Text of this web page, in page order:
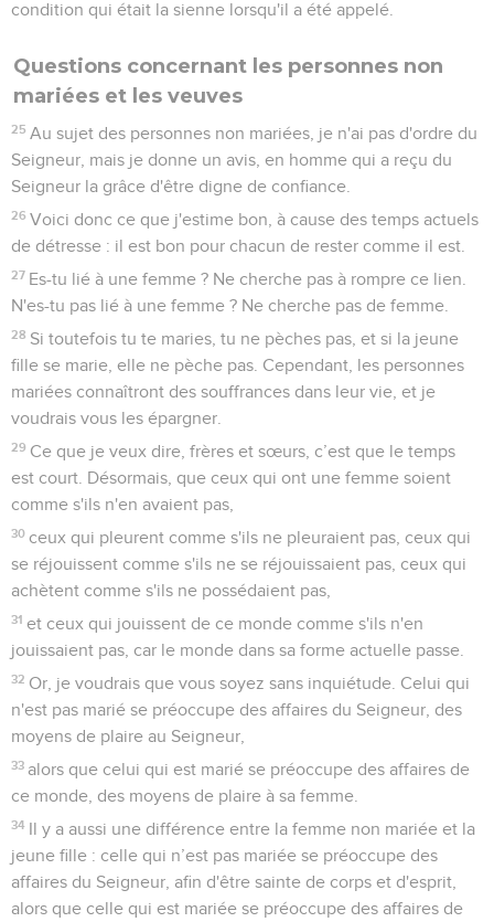
condition qui était la sienne lorsqu'il a été appelé.
Questions concernant les personnes non
mariées et les veuves
25 Au sujet des personnes non mariées, je n'ai pas d'ordre du
Seigneur, mais je donne un avis, en homme qui a reçu du
Seigneur la grâce d'être digne de confiance.
26 Voici donc ce que j'estime bon, à cause des temps actuels
de détresse : il est bon pour chacun de rester comme il est.
27 Es-tu lié à une femme ? Ne cherche pas à rompre ce lien.
N'es-tu pas lié à une femme ? Ne cherche pas de femme.
28 Si toutefois tu te maries, tu ne pèches pas, et si la jeune
fille se marie, elle ne pèche pas. Cependant, les personnes
mariées connaîtront des souffrances dans leur vie, et je
voudrais vous les épargner.
29 Ce que je veux dire, frères et sœurs, c’est que le temps
est court. Désormais, que ceux qui ont une femme soient
comme s'ils n'en avaient pas,
30 ceux qui pleurent comme s'ils ne pleuraient pas, ceux qui
se réjouissent comme s'ils ne se réjouissaient pas, ceux qui
achètent comme s'ils ne possédaient pas,
31 et ceux qui jouissent de ce monde comme s'ils n'en
jouissaient pas, car le monde dans sa forme actuelle passe.
32 Or, je voudrais que vous soyez sans inquiétude. Celui qui
n'est pas marié se préoccupe des affaires du Seigneur, des
moyens de plaire au Seigneur,
33 alors que celui qui est marié se préoccupe des affaires de
ce monde, des moyens de plaire à sa femme.
34 Il y a aussi une différence entre la femme non mariée et la
jeune fille : celle qui n’est pas mariée se préoccupe des
affaires du Seigneur, afin d'être sainte de corps et d'esprit,
alors que celle qui est mariée se préoccupe des affaires de